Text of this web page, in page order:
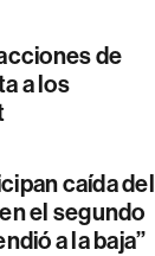
de
a los
caída del
el segundo
a la baja”